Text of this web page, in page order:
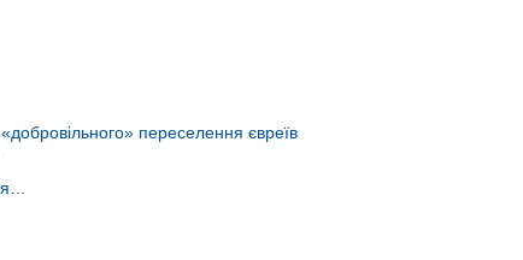
переселення євреїв